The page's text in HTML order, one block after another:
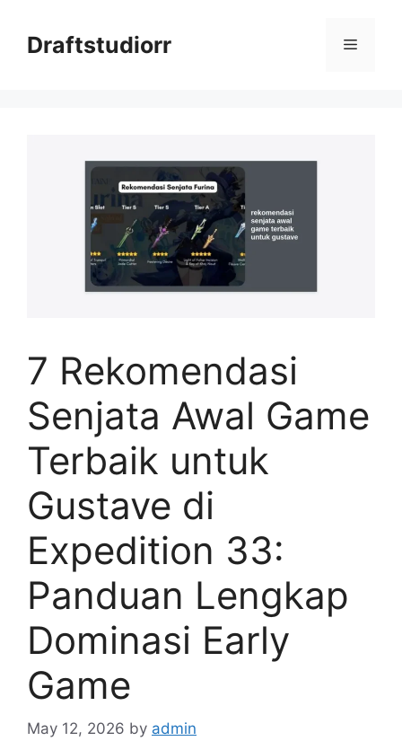
contentDraftstudiorr Menu
7 Rekomendasi
Senjata Awal Game
Terbaik untuk
Gustave di
Expedition 33:
Panduan Lengkap
Dominasi Early
Game
May 12, 2026 by admin